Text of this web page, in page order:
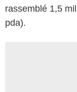
rassemblé 1,5
pda).